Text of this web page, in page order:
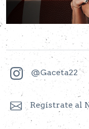
@Gaceta22
Regístrate al